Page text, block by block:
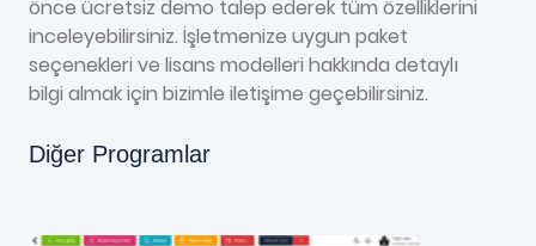
önce ücretsiz demo talep ederek tüm özelliklerini
inceleyebilirsiniz. İşletmenize uygun paket
seçenekleri ve lisans modelleri hakkında detaylı
bilgi almak için bizimle iletişime geçebilirsiniz.
Diğer Programlar